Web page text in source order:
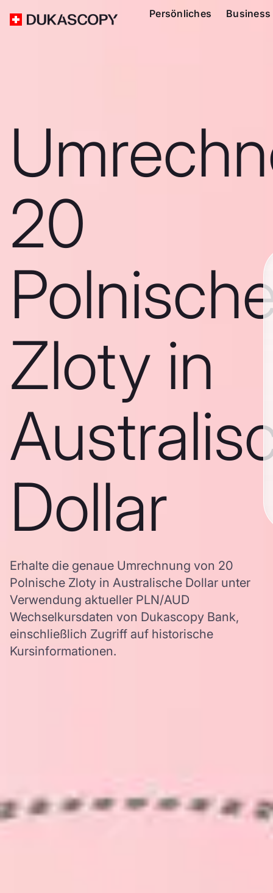
Persönliches Business
20
Zloty in
Dollar
Erhalte die genaue Umrechnung von 20
Polnische Zloty in Australische Dollar unter
Verwendung aktueller PLN/AUD
Wechselkursdaten von Dukascopy Bank,
einschließlich Zugriff auf historische
Kursinformationen.